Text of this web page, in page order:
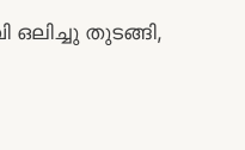
തുടങ്ങി,